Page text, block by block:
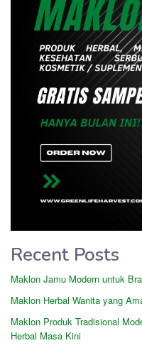
Recent Posts
Maklon Jamu Modern untuk
Maklon Herbal Wanita yang
Maklon Produk Tradisional
Herbal Masa Kini